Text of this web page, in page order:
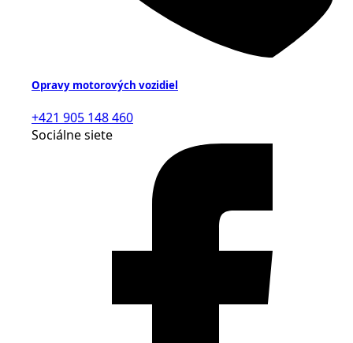
Opravy motorových vozidiel
+421 905 148 460
Sociálne siete